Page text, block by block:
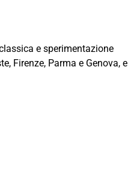
e sperimentazione
Firenze, Parma e Genova, e